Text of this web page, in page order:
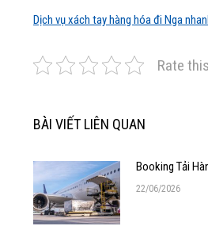
Dịch vụ xách tay hàng hóa đi Nga
Rate
BÀI VIẾT LIÊN QUAN
Booking Tải
22/06/2026